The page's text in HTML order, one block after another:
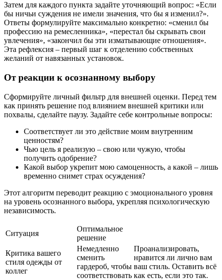
Затем для каждого пункта задайте уточняющий вопрос: «Если
бы ничьи суждения не имели значения, что бы я изменил?».
Ответы формулируйте максимально конкретно: «сменил бы
профессию на ремесленника», «перестал бы скрывать свои
увлечения», «закончил бы эти изматывающие отношения».
Эта рефлексия – первый шаг к отделению собственных
желаний от навязанных установок.
От реакции к осознанному выбору
Сформируйте личный фильтр для внешней оценки. Перед тем
как принять решение под влиянием внешней критики или
похвалы, сделайте паузу. Задайте себе контрольные вопросы:
Соответствует ли это действие моим внутренним
ценностям?
Чью цель я реализую – свою или чужую, чтобы
получить одобрение?
Какой выбор укрепит мою самоценность, а какой – лишь
временно снимет страх осуждения?
Этот алгоритм переводит реакцию с эмоционального уровня
на уровень осознанного выбора, укрепляя психологическую
независимость.
Ситуация
Оптимальное
решение
Критика вашего
стиля одежды от
коллег
Немедленно
сменить
гардероб, чтобы
соответствовать
Проанализировать,
нравится ли лично вам
ваш стиль. Оставить всё
как есть, если это так.